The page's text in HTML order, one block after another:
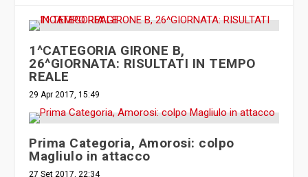
1^CATEGORIA GIRONE B,
26^GIORNATA: RISULTATI IN TEMPO
REALE
29 Apr 2017, 15:49
Prima Categoria, Amorosi: colpo
Magliulo in attacco
27 Set 2017, 22:34